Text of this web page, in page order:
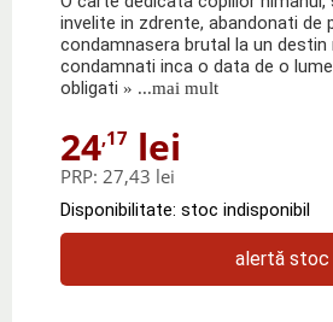
invelite in zdrente, abandonati de
condamnasera brutal la un
condamnati inca o data de o
obligati » ...mai mult
24,17 lei
PRP: 27,43 lei
Disponibilitate: stoc indisponibil
alertă stoc